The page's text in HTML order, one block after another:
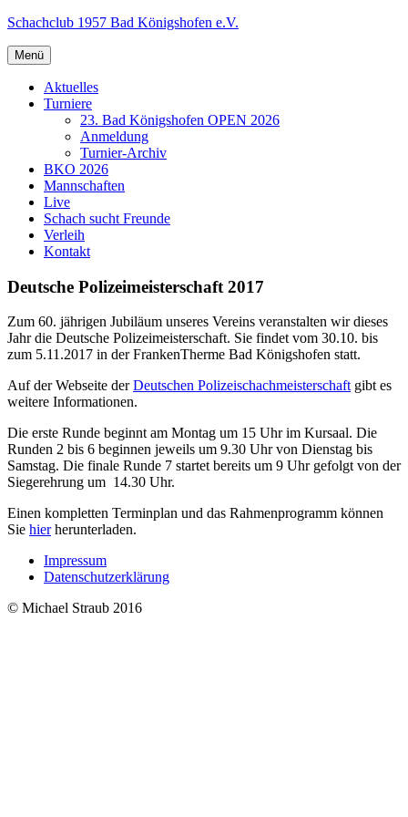
Zum
springen
Schachclub 1957 Bad Königshofen e.V.
Menü
Aktuelles
Turniere
23. Bad Königshofen OPEN 2026
Anmeldung
Turnier-Archiv
BKO 2026
Mannschaften
Live
Schach sucht Freunde
Verleih
Kontakt
Deutsche Polizeimeisterschaft 2017
Zum 60. jährigen Jubiläum unseres Vereins veranstalten wir dieses
Jahr die Deutsche Polizeimeisterschaft. Sie findet vom 30.10. bis
zum 5.11.2017 in der FrankenTherme Bad Königshofen statt.
Auf der Webseite derDeutschen Polizeischachmeisterschaftgibt es
weitere Informationen.
Die erste Runde beginnt am Montag um 15 Uhr im Kursaal. Die
Runden 2 bis 6 beginnen jeweils um 9.30 Uhr von Dienstag bis
Samstag. Die finale Runde 7 startet bereits um 9 Uhr gefolgt von der
Siegerehrung um 14.30 Uhr.
Einen kompletten Terminplan und das Rahmenprogramm können
Sie hierherunterladen.
Impressum
Datenschutzerklärung
© Michael Straub 2016